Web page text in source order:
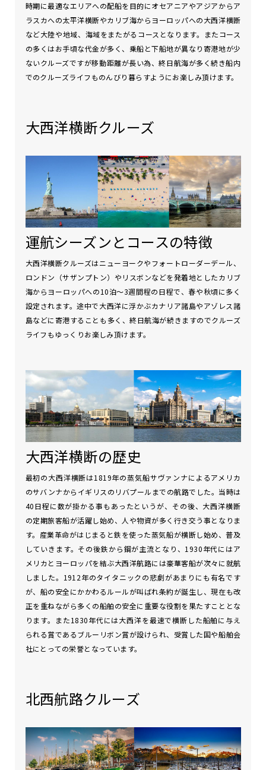
時期に最適なエリアへの配船を目的にオセアニアやアジアからア
ラスカへの太平洋横断やカリブ海からヨーロッパへの大西洋横断
など大陸や地域、海域をまたがるコースとなります。またコース
の多くはお手頃な代金が多く、乗船と下船地が異なり寄港地が少
ないクルーズですが移動距離が長い為、終日航海が多く続き船内
でのクルーズライフものんびり暮らすようにお楽しみ頂けます。
大西洋横断クルーズ
運航シーズンとコースの特徴
大西洋横断クルーズはニューヨークやフォートローダーデール、
ロンドン（サザンプトン）やリスボンなどを発着地としたカリブ
海からヨーロッパへの10泊～3週間程の日程で、春や秋頃に多く
設定されます。途中で大西洋に浮かぶカナリア諸島やアゾレス諸
島などに寄港することも多く、終日航海が続きますのでクルーズ
ライフもゆっくりお楽しみ頂けます。
大西洋横断の歴史
最初の大西洋横断は1819年の蒸気船サヴァンナによるアメリカ
のサバンナからイギリスのリバプールまでの航路でした。当時は
40日程に数が掛かる事もあったというが、その後、大西洋横断
の定期旅客船が活躍し始め、人や物資が多く行き交う事となりま
す。産業革命がはじまると鉄を使った蒸気船が横断し始め、普及
していきます。その後鉄から鋼が主流となり、1930年代にはア
メリカとヨーロッパを結ぶ大西洋航路には豪華客船が次々に就航
しました。1912年のタイタニックの悲劇があまりにも有名です
が、船の安全にかかわるルールが叫ばれ条約が誕生し、現在も改
正を重ねながら多くの船舶の安全に重要な役割を果たすこととな
ります。また1830年代には大西洋を最速で横断した船舶に与え
られる賞であるブルーリボン賞が設けられ、受賞した国や船舶会
社にとっての栄誉となっています。
北西航路クルーズ